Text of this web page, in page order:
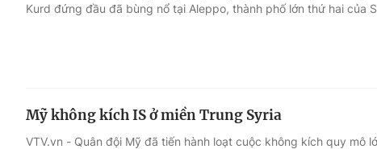
Kurd đứng đầu đã bùng nổ tại Aleppo, thành phố lớn thứ hai của
Mỹ không kích IS ở miền Trung Syria
VTV.vn - Quân đội Mỹ đã tiến hành loạt cuộc không kích quy mô